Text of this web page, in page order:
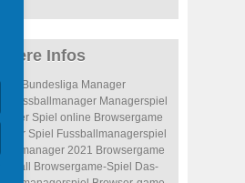
Infos
Bundesliga Manager
Managerspiel
Spiel online Browsergame
Spiel
Fussballmanagerspiel
2021 Browsergame
Browsergame-Spiel
Das-